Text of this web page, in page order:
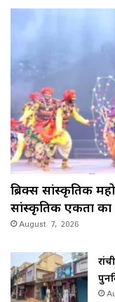
ब्रिक्स सांस्कृतिक
सांस्कृतिक एकता
August 7, 2026